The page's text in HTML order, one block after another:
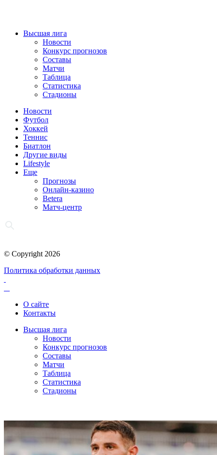
Высшая лига
Новости
Конкурс прогнозов
Составы
Матчи
Таблица
Статистика
Стадионы
Новости
Футбол
Хоккей
Теннис
Биатлон
Другие виды
Lifestyle
Еще
Прогнозы
Онлайн-казино
Betera
Матч-центр
© Copyright 2026
Политика обработки данных
О сайте
Контакты
Высшая лига
Новости
Конкурс прогнозов
Составы
Матчи
Таблица
Статистика
Стадионы